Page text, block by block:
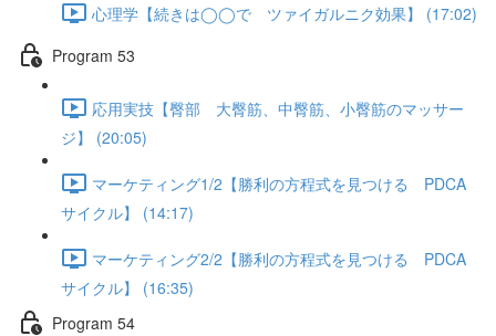
心理学【続きは◯◯で ツァイガルニク効果】 (17:02)
Program 53
応用実技【臀部 大臀筋、中臀筋、小臀筋のマッサー
ジ】 (20:05)
マーケティング1/2【勝利の方程式を見つける PDCA
サイクル】 (14:17)
マーケティング2/2【勝利の方程式を見つける PDCA
サイクル】 (16:35)
Program 54